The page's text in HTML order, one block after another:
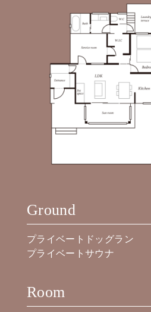
Ground
プライベートドッグラン
プライベートサウナ
Room